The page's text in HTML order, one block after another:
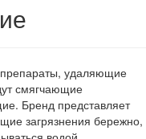
удаляющие
смягчающие
Бренд представляет
загрязнения бережно,